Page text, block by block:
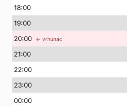
18:00
19:00
20:00 ← vrhunac
21:00
22:00
23:00
00:00